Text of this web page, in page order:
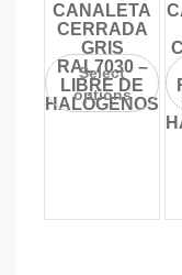
CANALETA
CERRADA
GRIS
RAL7030 –
LIBRE DE
HALÓGENOS
Select
options